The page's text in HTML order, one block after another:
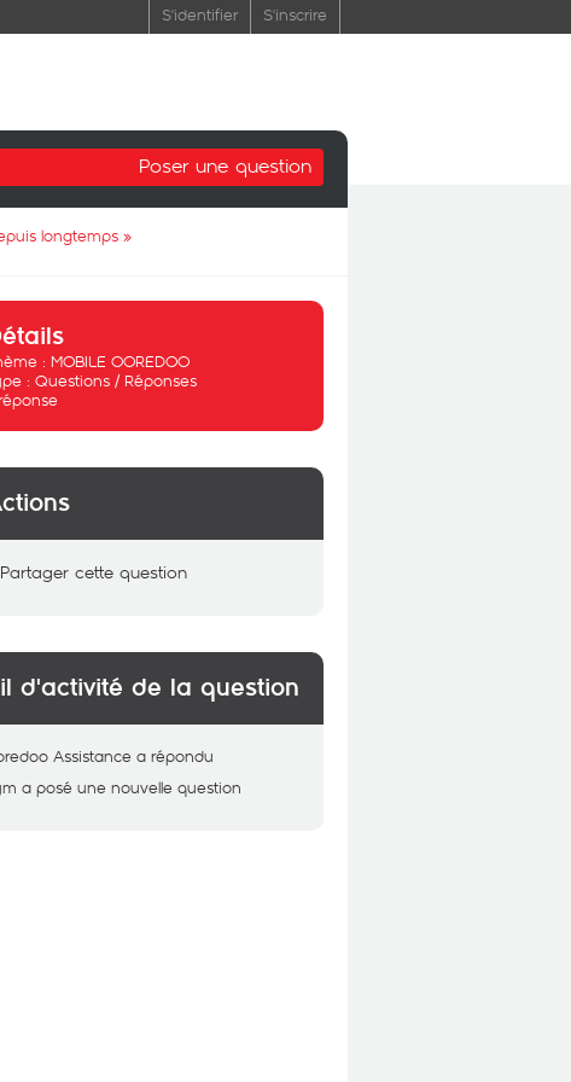
S'identifier S'inscrire
Poser une question
longtemps »
: MOBILE OOREDOO
: Questions / Réponses
Partager cette question
d'activité de la question
Assistance a répondu
a posé une nouvelle question